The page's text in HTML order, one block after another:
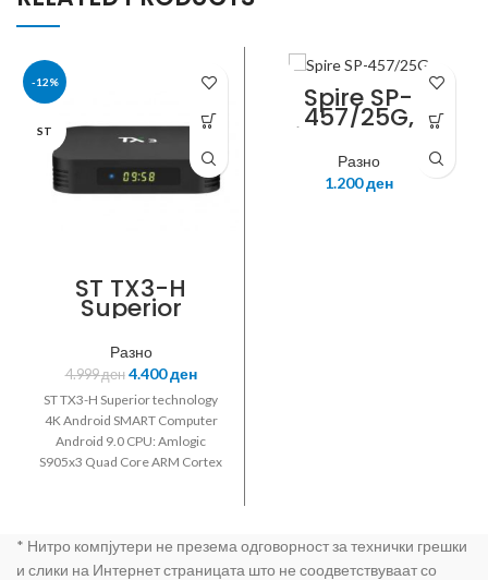
-12%
ST
ST TX3-H
Superior
technology 4K
Android Box
Разно
4.999ден 4.400ден
ST TX3-H Superior technology
4K Android SMART Computer
Android 9.0 CPU: Amlogic
S905x3 Quad Core ARM Cortex
Memory 64GB ROM Memory
Hardware decoding to 4K/2K
Spire SP-
457/25G,
SilverGrease,
Silver grease
Thermal
cooling paste,
Разно
1.200ден
* Нитро компјутери не презема одговорност за технички грешки
и слики на Интернет страницата што не соодветствуваат со